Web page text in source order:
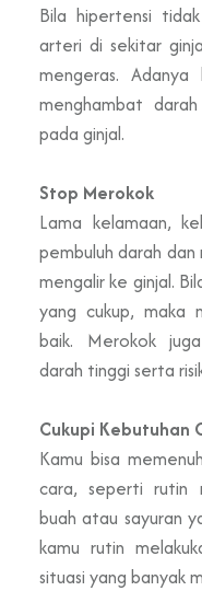
Bila hipertensi
arteri di sekitar
mengeras.
menghambat
pada ginjal.
Stop Merokok
Lama kelamaan,
pembuluh darah
mengalir ke ginjal.
yang cukup, maka
baik. Merokok
darah tinggi serta
Cukupi Kebutuhan
Kamu bisa
cara, seperti rutin
buah atau sayuran
kamu rutin
situasi yang banyak